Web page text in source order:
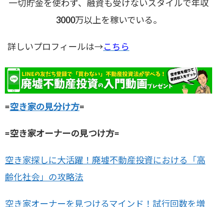
一切貯金を使わず、融資も受けないスタイルで年収
3000万以上を稼いでいる。
詳しいプロフィールは→こちら
=空き家の見分け方=
=空き家オーナーの見つけ方=
空き家探しに大活躍！廃墟不動産投資における「高
齢化社会」の攻略法
空き家オーナーを見つけるマインド！試行回数を増